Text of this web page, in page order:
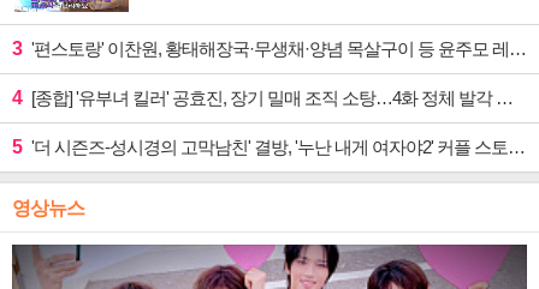
3 '편스토랑' 이찬원, 황태해장국·무생채·양념 목살구이 등 윤주모 레시피 섭렵
4 [종합] '유부녀 킬러' 공효진, 장기 밀매 조직 소탕…4화 정체 발각 위기 예고
5 '더 시즌즈-성시경의 고막남친' 결방, '누난 내게 여자야2' 커플 스토리 편성
영상뉴스